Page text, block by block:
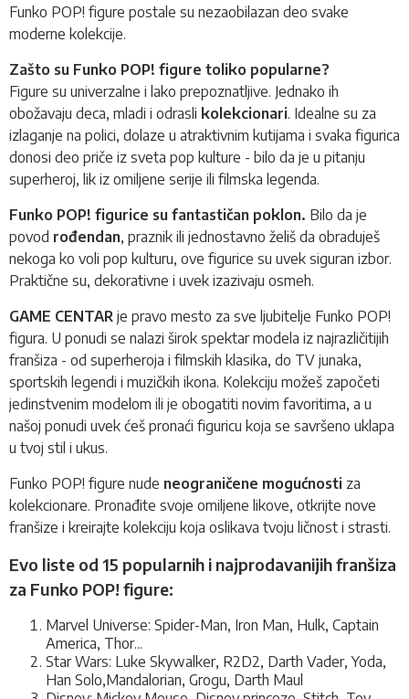
Funko POP! figure postale su nezaobilazan deo svake
moderne kolekcije.
Zašto su Funko POP! figure toliko popularne?
Figure su univerzalne i lako prepoznatljive. Jednako ih
obožavaju deca, mladi i odrasli kolekcionari. Idealne su za
izlaganje na polici, dolaze u atraktivnim kutijama i svaka figurica
donosi deo priče iz sveta pop kulture - bilo da je u pitanju
superheroj, lik iz omiljene serije ili filmska legenda.
Funko POP! figurice su fantastičan poklon. Bilo da je
povod rođendan, praznik ili jednostavno želiš da obraduješ
nekoga ko voli pop kulturu, ove figurice su uvek siguran izbor.
Praktične su, dekorativne i uvek izazivaju osmeh.
GAME CENTAR je pravo mesto za sve ljubitelje Funko POP!
figura. U ponudi se nalazi širok spektar modela iz najrazličitijih
franšiza - od superheroja i filmskih klasika, do TV junaka,
sportskih legendi i muzičkih ikona. Kolekciju možeš započeti
jedinstvenim modelom ili je obogatiti novim favoritima, a u
našoj ponudi uvek ćeš pronaći figuricu koja se savršeno uklapa
u tvoj stil i ukus.
Funko POP! figure nude neograničene mogućnosti za
kolekcionare. Pronađite svoje omiljene likove, otkrijte nove
franšize i kreirajte kolekciju koja oslikava tvoju ličnost i strasti.
Evo liste od 15 popularnih i najprodavanijih franšiza
za Funko POP! figure:
Marvel Universe: Spider-Man, Iron Man, Hulk, Captain
America, Thor...
Star Wars: Luke Skywalker, R2D2, Darth Vader, Yoda,
Han Solo,Mandalorian, Grogu, Darth Maul